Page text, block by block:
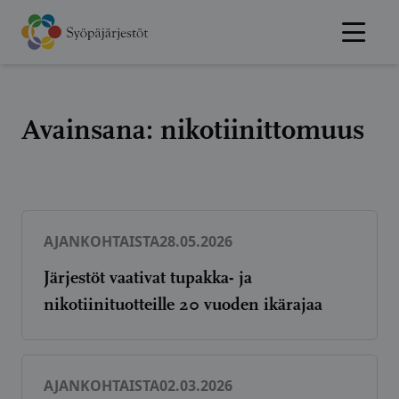
Hyppää
sisältöön
Avainsana: nikotiinittomuus
AJANKOHTAISTA28.05.2026
Järjestöt vaativat tupakka- ja
nikotiinituotteille 20 vuoden ikärajaa
AJANKOHTAISTA02.03.2026